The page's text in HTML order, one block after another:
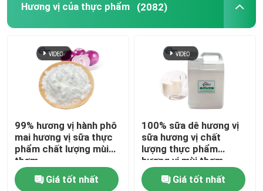
Hương vị của thực phẩm (2082)
99% hương vị hành phô
mai hương vị sữa thực
phẩm chất lượng mùi
thơm
Giá tốt nhất
100% sữa dê hương vị
sữa hương vị chất
lượng thực phẩm
hương vị mùi thơm
Giá tốt nhất